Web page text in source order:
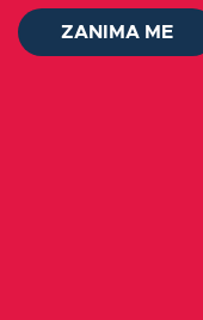
ZANIMA ME